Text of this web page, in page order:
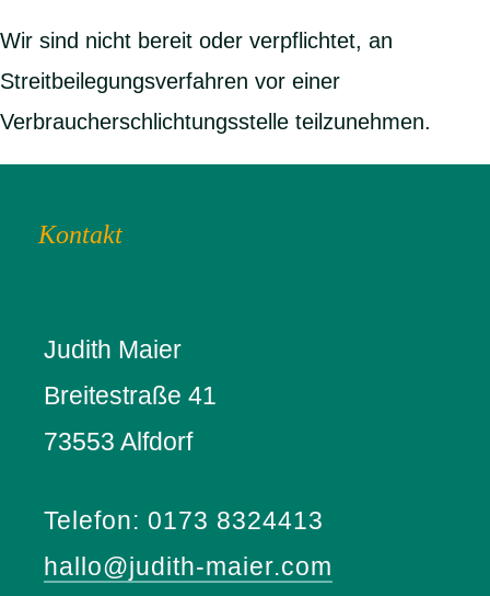
Wir sind nicht bereit oder verpflichtet, an
Streitbeilegungsverfahren vor einer
Verbraucherschlichtungsstelle teilzunehmen.
Kontakt
Judith Maier
Breitestraße 41
73553 Alfdorf
Telefon: 0173 8324413
hallo@judith-maier.com